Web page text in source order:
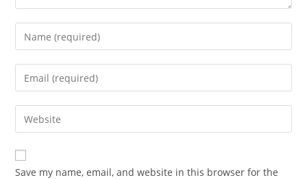
Save my name, email, and website in this browser for the